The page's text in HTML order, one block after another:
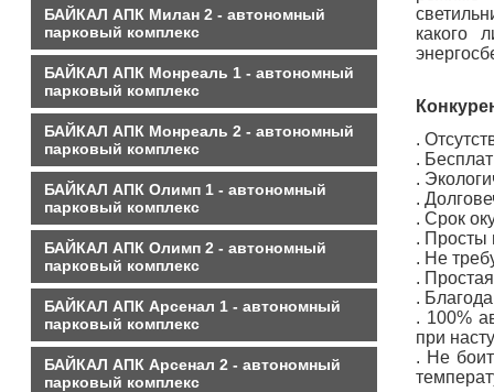
БАЙКАЛ АПК Милан 2 - автономный
парковый комплекс
БАЙКАЛ АПК Монреаль 1 - автономный
парковый комплекс
БАЙКАЛ АПК Монреаль 2 - автономный
парковый комплекс
БАЙКАЛ АПК Олимп 1 - автономный
парковый комплекс
БАЙКАЛ АПК Олимп 2 - автономный
парковый комплекс
БАЙКАЛ АПК Арсенал 1 - автономный
парковый комплекс
БАЙКАЛ АПК Арсенал 2 - автономный
парковый комплекс
какого
.
.
.
.
. Срок
. Просты
. Не
.
.
. 100%
при
. Не